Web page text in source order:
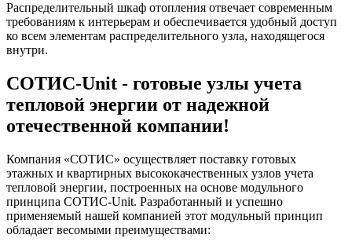
Распределительный шкаф отопления отвечает современным
требованиям к интерьерам и обеспечивается удобный доступ
ко всем элементам распределительного узла, находящегося
внутри.
СОТИС-Unit - готовые узлы учета
тепловой энергии от надежной
отечественной компании!
Компания «СОТИС» осуществляет поставку готовых
этажных и квартирных высококачественных узлов учета
тепловой энергии, построенных на основе модульного
принципа СОТИС-Unit. Разработанный и успешно
применяемый нашей компанией этот модульный принцип
обладает весомыми преимуществами: